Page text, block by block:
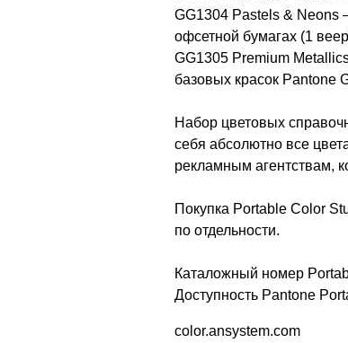
GG1304 Pastels & Neons
офсетной бумагах (1
GG1305 Premium
базовых красок Pantone
Набор цветовых
себя абсолютно все
рекламным агентствам,
Покупка Portable Color
по отдельности.
Каталожный номер
Доступность Pantone
color.ansystem.com